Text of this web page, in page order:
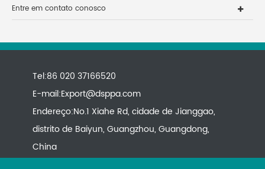
Entre em contato conosco
Tel:86 020 37166520
E-mail:Export@dsppa.com
Endereço:No.1 Xiahe Rd, cidade de Jianggao,
distrito de Baiyun, Guangzhou, Guangdong,
China